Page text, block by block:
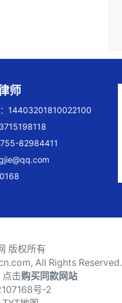
师
14403201810022100
82984411
版权所有
All Rights Reserved.
击购买同款网站
号-2